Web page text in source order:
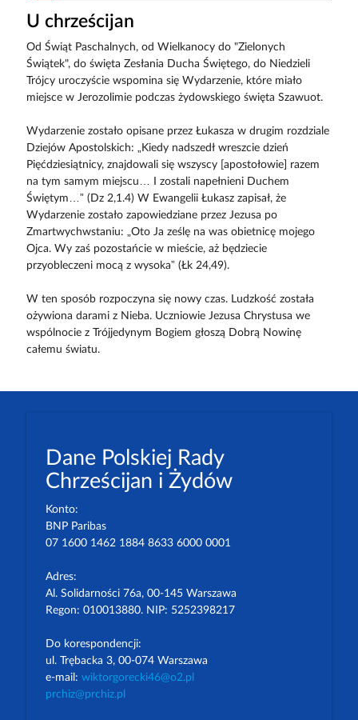
U chrześcijan
Od Świąt Paschalnych, od Wielkanocy do "Zielonych
Świątek", do święta Zesłania Ducha Świętego, do Niedzieli
Trójcy uroczyście wspomina się Wydarzenie, które miało
miejsce w Jerozolimie podczas żydowskiego święta Szawuot.
Wydarzenie zostało opisane przez Łukasza w drugim rozdziale
Dziejów Apostolskich: „Kiedy nadszedł wreszcie dzień
Pięćdziesiątnicy, znajdowali się wszyscy [apostołowie] razem
na tym samym miejscu… I zostali napełnieni Duchem
Świętym…” (Dz 2,1.4) W Ewangelii Łukasz zapisał, że
Wydarzenie zostało zapowiedziane przez Jezusa po
Zmartwychwstaniu: „Oto Ja ześlę na was obietnicę mojego
Ojca. Wy zaś pozostańcie w mieście, aż będziecie
przyobleczeni mocą z wysoka” (Łk 24,49).
W ten sposób rozpoczyna się nowy czas. Ludzkość została
ożywiona darami z Nieba. Uczniowie Jezusa Chrystusa we
wspólnocie z Trójjedynym Bogiem głoszą Dobrą Nowinę
całemu światu.
Dane Polskiej Rady
Chrześcijan i Żydów
Konto:
BNP Paribas
07 1600 1462 1884 8633 6000 0001
Adres:
Al. Solidarności 76a, 00-145 Warszawa
Regon: 010013880. NIP: 5252398217
Do korespondencji:
ul. Trębacka 3, 00-074 Warszawa
e-mail: wiktorgorecki46@o2.pl
prchiz@prchiz.pl